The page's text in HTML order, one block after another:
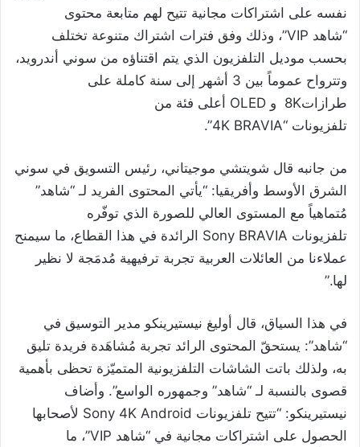
نفسه على اشتراكات مجانية تتيح لهم متابعة محتوى
“شاهد VIP”، وذلك وفق فترات اشتراك متنوعة تختلف
بحسب موديل التلفزيون الذي يتم اقتناؤه من سوني أندرويد،
وتترواح عموماً بين 3 أشهر إلى سنة كاملة على
طرازات8K و OLED أعلى فئة من
تلفزيونات “4K BRAVIA”.
من جانبه قال شويتشي موجيتاني، رئيس التسويق في سوني
الشرق الأوسط وأفريقيا: “يأتي المحتوى الفريد لـ “شاهد”
مُتماهياً مع المستوى العالي للصورة الذي توفّره
تلفزيونات Sony BRAVIA الرائدة في هذا القطاع، ما سيمنح
عملاءنا من العائلات العربية تجربة ترفيهية مُدمَجة لا نظير
لها.”
في هذا السياق، قال أوليغ نيستيرينكو مدير التوسيق في
“شاهد”: يستحقّ المحتوى الرائد تجربة مُشاهَدة فريدة تليق
به، ولذلك باتت الشاشات التلفزيونية المتميّزة تحظى بأهمية
قصوى بالنسبة لـ “شاهد” وجمهوره الواسع”. وأضاف
نيستيرينكو: “تتيح تلفزيونات Sony 4K Android لأصحابها
الحصول على اشتراكات مجانية في “شاهد VIP”، ما